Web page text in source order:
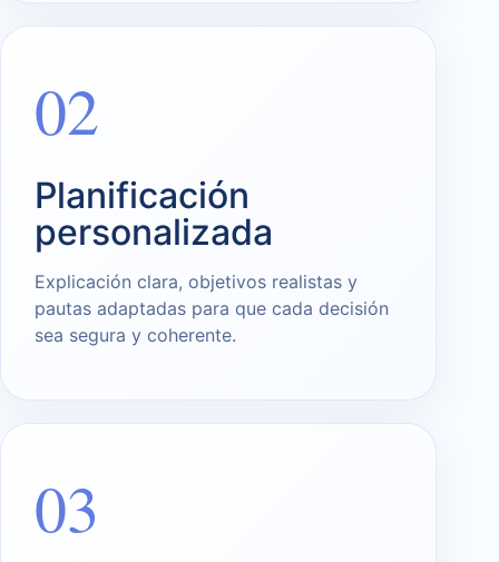
02
Planificación
personalizada
Explicación clara, objetivos realistas y
pautas adaptadas para que cada decisión
sea segura y coherente.
03